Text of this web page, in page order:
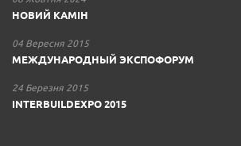
НОВИЙ КАМІН
04 Вересня 2015
МЕЖДУНАРОДНЫЙ ЭКСПОФОРУМ
24 Березня 2015
INTERBUILDEXPO 2015